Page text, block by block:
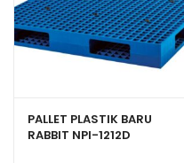
PALLET PLASTIK BARU
RABBIT NPI-1212D